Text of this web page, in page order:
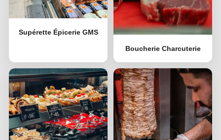
Supérette Épicerie GMS
Boucherie Charcuterie